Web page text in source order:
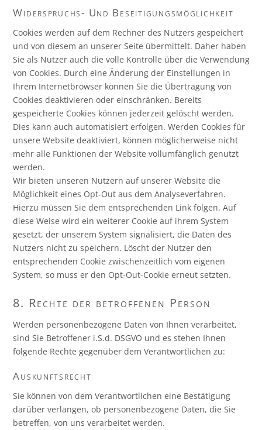
Widerspruchs- Und Beseitigungsmöglichkeit
Cookies werden auf dem Rechner des Nutzers gespeichert
und von diesem an unserer Seite übermittelt. Daher haben
Sie als Nutzer auch die volle Kontrolle über die Verwendung
von Cookies. Durch eine Änderung der Einstellungen in
Ihrem Internetbrowser können Sie die Übertragung von
Cookies deaktivieren oder einschränken. Bereits
gespeicherte Cookies können jederzeit gelöscht werden.
Dies kann auch automatisiert erfolgen. Werden Cookies für
unsere Website deaktiviert, können möglicherweise nicht
mehr alle Funktionen der Website vollumfänglich genutzt
werden.
Wir bieten unseren Nutzern auf unserer Website die
Möglichkeit eines Opt-Out aus dem Analyseverfahren.
Hierzu müssen Sie dem entsprechenden Link folgen. Auf
diese Weise wird ein weiterer Cookie auf ihrem System
gesetzt, der unserem System signalisiert, die Daten des
Nutzers nicht zu speichern. Löscht der Nutzer den
entsprechenden Cookie zwischenzeitlich vom eigenen
System, so muss er den Opt-Out-Cookie erneut setzten.
8. Rechte der betroffenen Person
Werden personenbezogene Daten von Ihnen verarbeitet,
sind Sie Betroffener i.S.d. DSGVO und es stehen Ihnen
folgende Rechte gegenüber dem Verantwortlichen zu:
Auskunftsrecht
Sie können von dem Verantwortlichen eine Bestätigung
darüber verlangen, ob personenbezogene Daten, die Sie
betreffen, von uns verarbeitet werden.